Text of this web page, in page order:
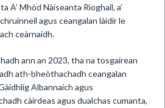
A’ Mhòd Nàiseanta Rìoghail, a’
agus ceangalan làidir le
ceàrnaidh.
ann an 2023, tha na tosgairean
ath-bheòthachadh ceangalan
Albannaich agus
càirdeas agus dualchas cumanta,